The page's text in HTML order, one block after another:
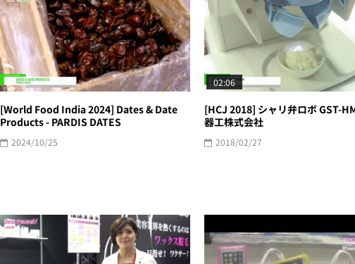
[World Food India 2024] Dates & Date
Products - PARDIS DATES
2024/10/25
02:06
[HCJ 2018] シャリ弁ロボ GST-
器工株式会社
2018/02/27